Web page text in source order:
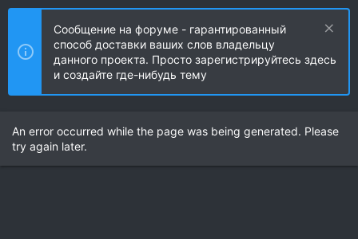
Сообщение на форуме - гарантированный
способ доставки ваших слов владельцу
данного проекта. Просто зарегистрируйтесь здесь
и создайте где-нибудь тему
An error occurred while the page was being generated. Please
try again later.